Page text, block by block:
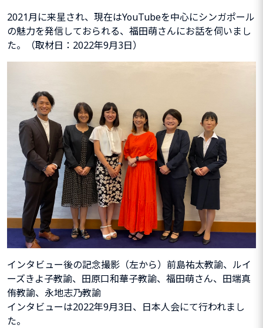
2021月に来星され、現在はYouTubeを中心にシンガポール
の魅力を発信しておられる、福田萌さんにお話を伺いまし
た。（取材日：2022年9月3日）
インタビュー後の記念撮影（左から）前島祐太教諭、ルイ
ーズきよ子教諭、田原口和華子教諭、福田萌さん、田端真
侑教諭、永地志乃教諭
インタビューは2022年9月3日、日本人会にて行われまし
た。